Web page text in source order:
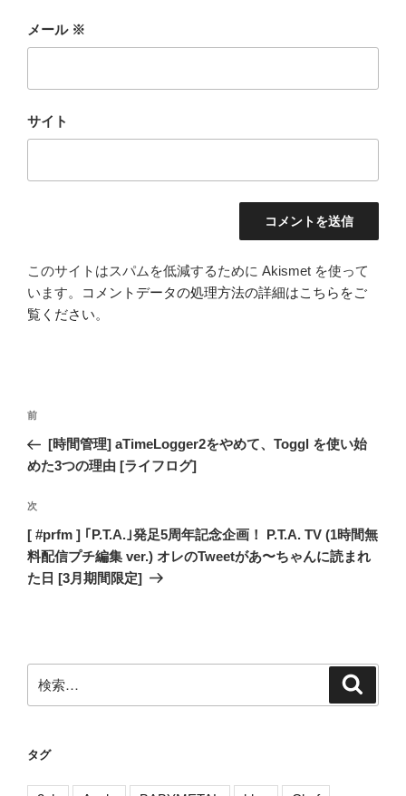
メール ※
サイト
このサイトはスパムを低減するために Akismet を使って
います。
コメントデータの処理方法の詳細はこちらをご
覧ください。
投
ナ
ゲ
ー
シ
ョ
前
の
投
前
[時間管理] aTimeLogger2をやめて、Toggl を使い始
めた3つの理由 [ライフログ]
次
の
投
稿
次
[ #prfm ] ｢P.T.A.｣発足5周年記念企画！ P.T.A. TV (1時間無
料配信プチ編集 ver.) オレのTweetがあ〜ちゃんに読まれ
た日 [3月期間限定]
索:
タグ